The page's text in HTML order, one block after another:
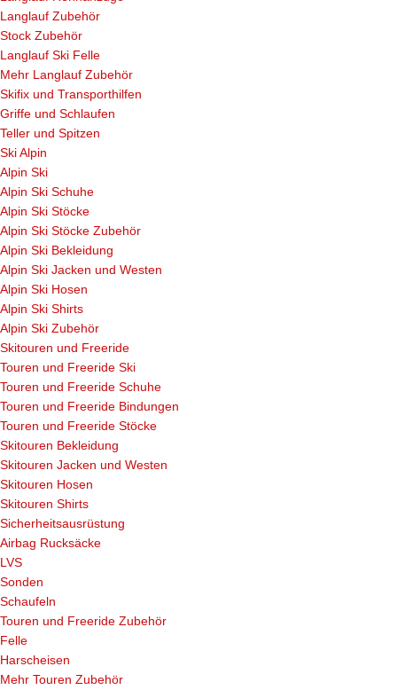
Langlauf Zubehör
Stock Zubehör
Langlauf Ski Felle
Mehr Langlauf Zubehör
Skifix und Transporthilfen
Griffe und Schlaufen
Teller und Spitzen
Ski Alpin
Alpin Ski
Alpin Ski Schuhe
Alpin Ski Stöcke
Alpin Ski Stöcke Zubehör
Alpin Ski Bekleidung
Alpin Ski Jacken und Westen
Alpin Ski Hosen
Alpin Ski Shirts
Alpin Ski Zubehör
Skitouren und Freeride
Touren und Freeride Ski
Touren und Freeride Schuhe
Touren und Freeride Bindungen
Touren und Freeride Stöcke
Skitouren Bekleidung
Skitouren Jacken und Westen
Skitouren Hosen
Skitouren Shirts
Sicherheitsausrüstung
Airbag Rucksäcke
LVS
Sonden
Schaufeln
Touren und Freeride Zubehör
Felle
Harscheisen
Mehr Touren Zubehör